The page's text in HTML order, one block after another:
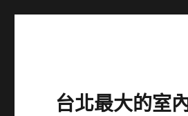
台北最大的室